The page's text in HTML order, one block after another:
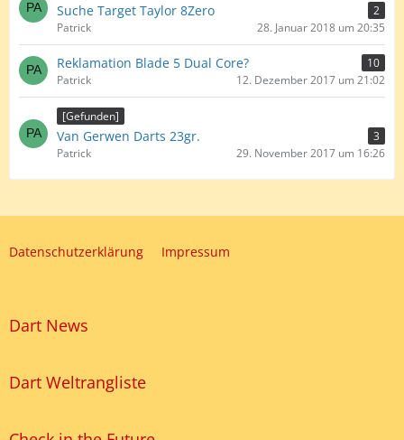
Suche Target Taylor 8Zero
2
Patrick
28. Januar 2018 um 20:35
Reklamation Blade 5 Dual Core?
10
Patrick
12. Dezember 2017 um 21:02
[Gefunden]
Van Gerwen Darts 23gr.
3
Patrick
29. November 2017 um 16:26
Datenschutzerklärung Impressum
Dart News
Dart Weltrangliste